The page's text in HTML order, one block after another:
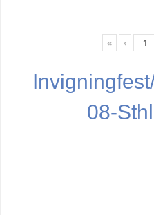
« ‹
08-